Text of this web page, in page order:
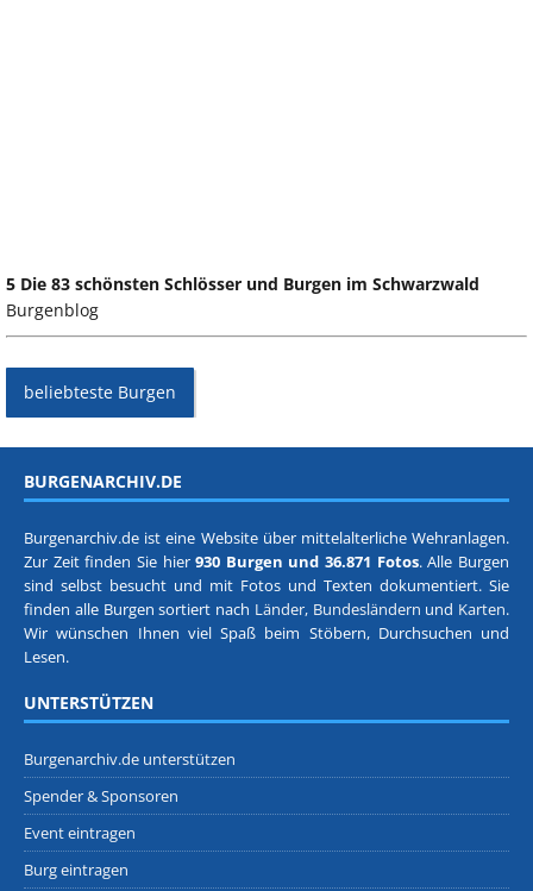
5 Die 83 schönsten Schlösser und Burgen im Schwarzwald
Burgenblog
beliebteste Burgen
BURGENARCHIV.DE
Burgenarchiv.de ist eine Website über mittelalterliche Wehranlagen.
Zur Zeit finden Sie hier930 Burgen und 36.871 Fotos. Alle Burgen
sind selbst besucht und mit Fotos und Texten dokumentiert. Sie
finden alle Burgen sortiert nach Länder, Bundesländern und Karten.
Wir wünschen Ihnen viel Spaß beim Stöbern, Durchsuchen und
Lesen.
UNTERSTÜTZEN
Burgenarchiv.de unterstützen
Spender & Sponsoren
Event eintragen
Burg eintragen